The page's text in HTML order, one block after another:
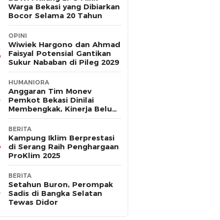
Warga Bekasi yang Dibiarkan
Bocor Selama 20 Tahun
OPINI
Wiwiek Hargono dan Ahmad
Faisyal Potensial Gantikan
Sukur Nababan di Pileg 2029
HUMANIORA
Anggaran Tim Monev
Pemkot Bekasi Dinilai
Membengkak, Kinerja Belum
Terbukti Efektif
BERITA
Kampung Iklim Berprestasi
di Serang Raih Penghargaan
ProKlim 2025
BERITA
Setahun Buron, Perompak
Sadis di Bangka Selatan
Tewas Didor